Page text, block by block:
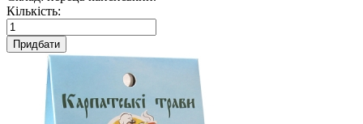
Кількість:
Придбати